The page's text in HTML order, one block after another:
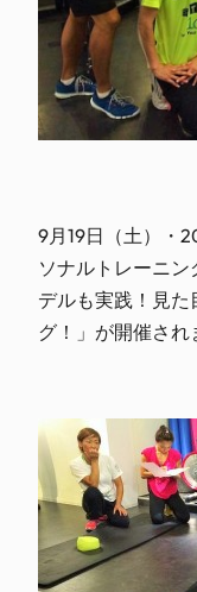
9月19日（土）・
ソナルトレーニン
デルも実践！見
グ！」が開催され